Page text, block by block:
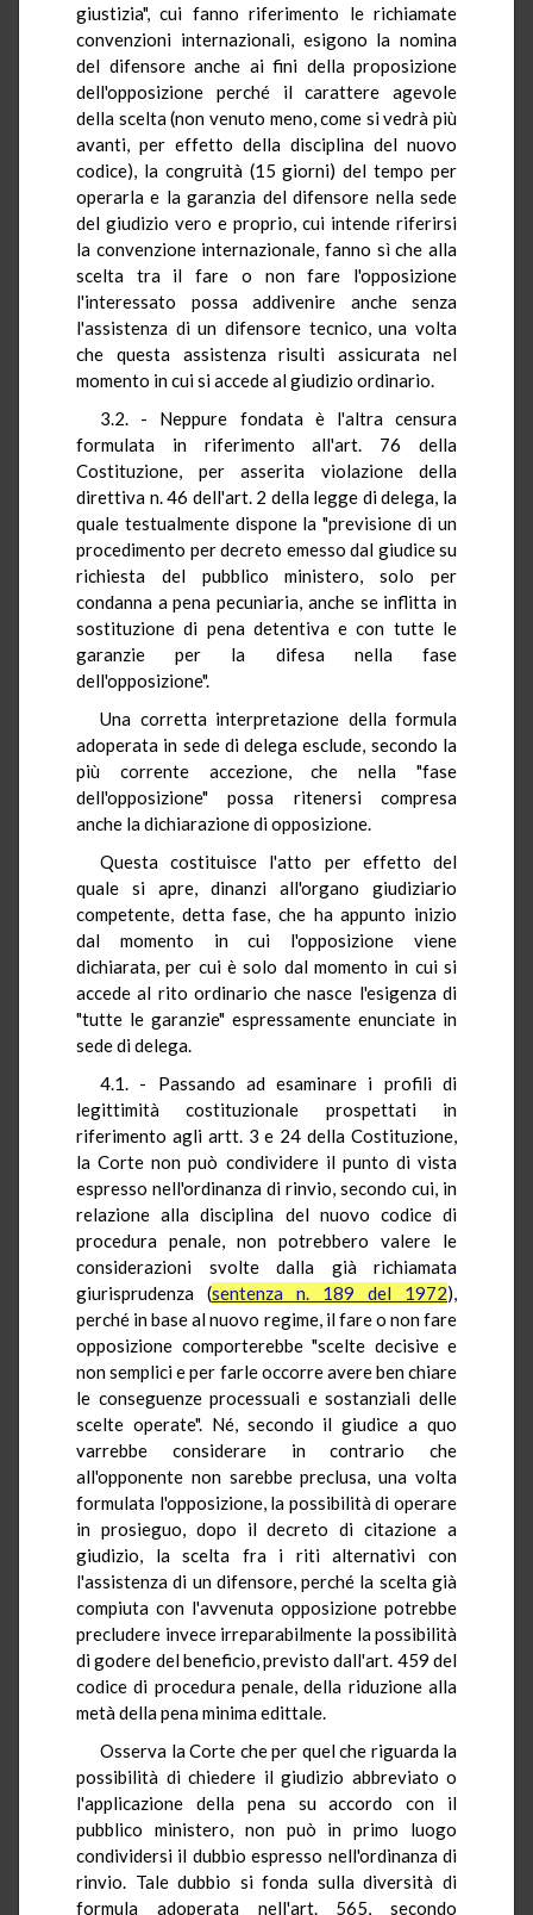
giustizia", cui fanno riferimento le richiamate
convenzioni internazionali, esigono la nomina
del difensore anche ai fini della proposizione
dell'opposizione perché il carattere agevole
della scelta (non venuto meno, come si vedrà più
avanti, per effetto della disciplina del nuovo
codice), la congruità (15 giorni) del tempo per
operarla e la garanzia del difensore nella sede
del giudizio vero e proprio, cui intende riferirsi
la convenzione internazionale, fanno sì che alla
scelta tra il fare o non fare l'opposizione
l'interessato possa addivenire anche senza
l'assistenza di un difensore tecnico, una volta
che questa assistenza risulti assicurata nel
momento in cui si accede al giudizio ordinario.
3.2. - Neppure fondata è l'altra censura
formulata in riferimento all'art. 76 della
Costituzione, per asserita violazione della
direttiva n. 46 dell'art. 2 della legge di delega, la
quale testualmente dispone la "previsione di un
procedimento per decreto emesso dal giudice su
richiesta del pubblico ministero, solo per
condanna a pena pecuniaria, anche se inflitta in
sostituzione di pena detentiva e con tutte le
garanzie per la difesa nella fase
dell'opposizione".
Una corretta interpretazione della formula
adoperata in sede di delega esclude, secondo la
più corrente accezione, che nella "fase
dell'opposizione" possa ritenersi compresa
anche la dichiarazione di opposizione.
Questa costituisce l'atto per effetto del
quale si apre, dinanzi all'organo giudiziario
competente, detta fase, che ha appunto inizio
dal momento in cui l'opposizione viene
dichiarata, per cui è solo dal momento in cui si
accede al rito ordinario che nasce l'esigenza di
"tutte le garanzie" espressamente enunciate in
sede di delega.
4.1. - Passando ad esaminare i profili di
legittimità costituzionale prospettati in
riferimento agli artt. 3 e 24 della Costituzione,
la Corte non può condividere il punto di vista
espresso nell'ordinanza di rinvio, secondo cui, in
relazione alla disciplina del nuovo codice di
procedura penale, non potrebbero valere le
considerazioni svolte dalla già richiamata
giurisprudenza (sentenza n. 189 del 1972),
perché in base al nuovo regime, il fare o non fare
opposizione comporterebbe "scelte decisive e
non semplici e per farle occorre avere ben chiare
le conseguenze processuali e sostanziali delle
scelte operate". Né, secondo il giudice a quo
varrebbe considerare in contrario che
all'opponente non sarebbe preclusa, una volta
formulata l'opposizione, la possibilità di operare
in prosieguo, dopo il decreto di citazione a
giudizio, la scelta fra i riti alternativi con
l'assistenza di un difensore, perché la scelta già
compiuta con l'avvenuta opposizione potrebbe
precludere invece irreparabilmente la possibilità
di godere del beneficio, previsto dall'art. 459 del
codice di procedura penale, della riduzione alla
metà della pena minima edittale.
Osserva la Corte che per quel che riguarda la
possibilità di chiedere il giudizio abbreviato o
l'applicazione della pena su accordo con il
pubblico ministero, non può in primo luogo
condividersi il dubbio espresso nell'ordinanza di
rinvio. Tale dubbio si fonda sulla diversità di
formula adoperata nell'art. 565, secondo